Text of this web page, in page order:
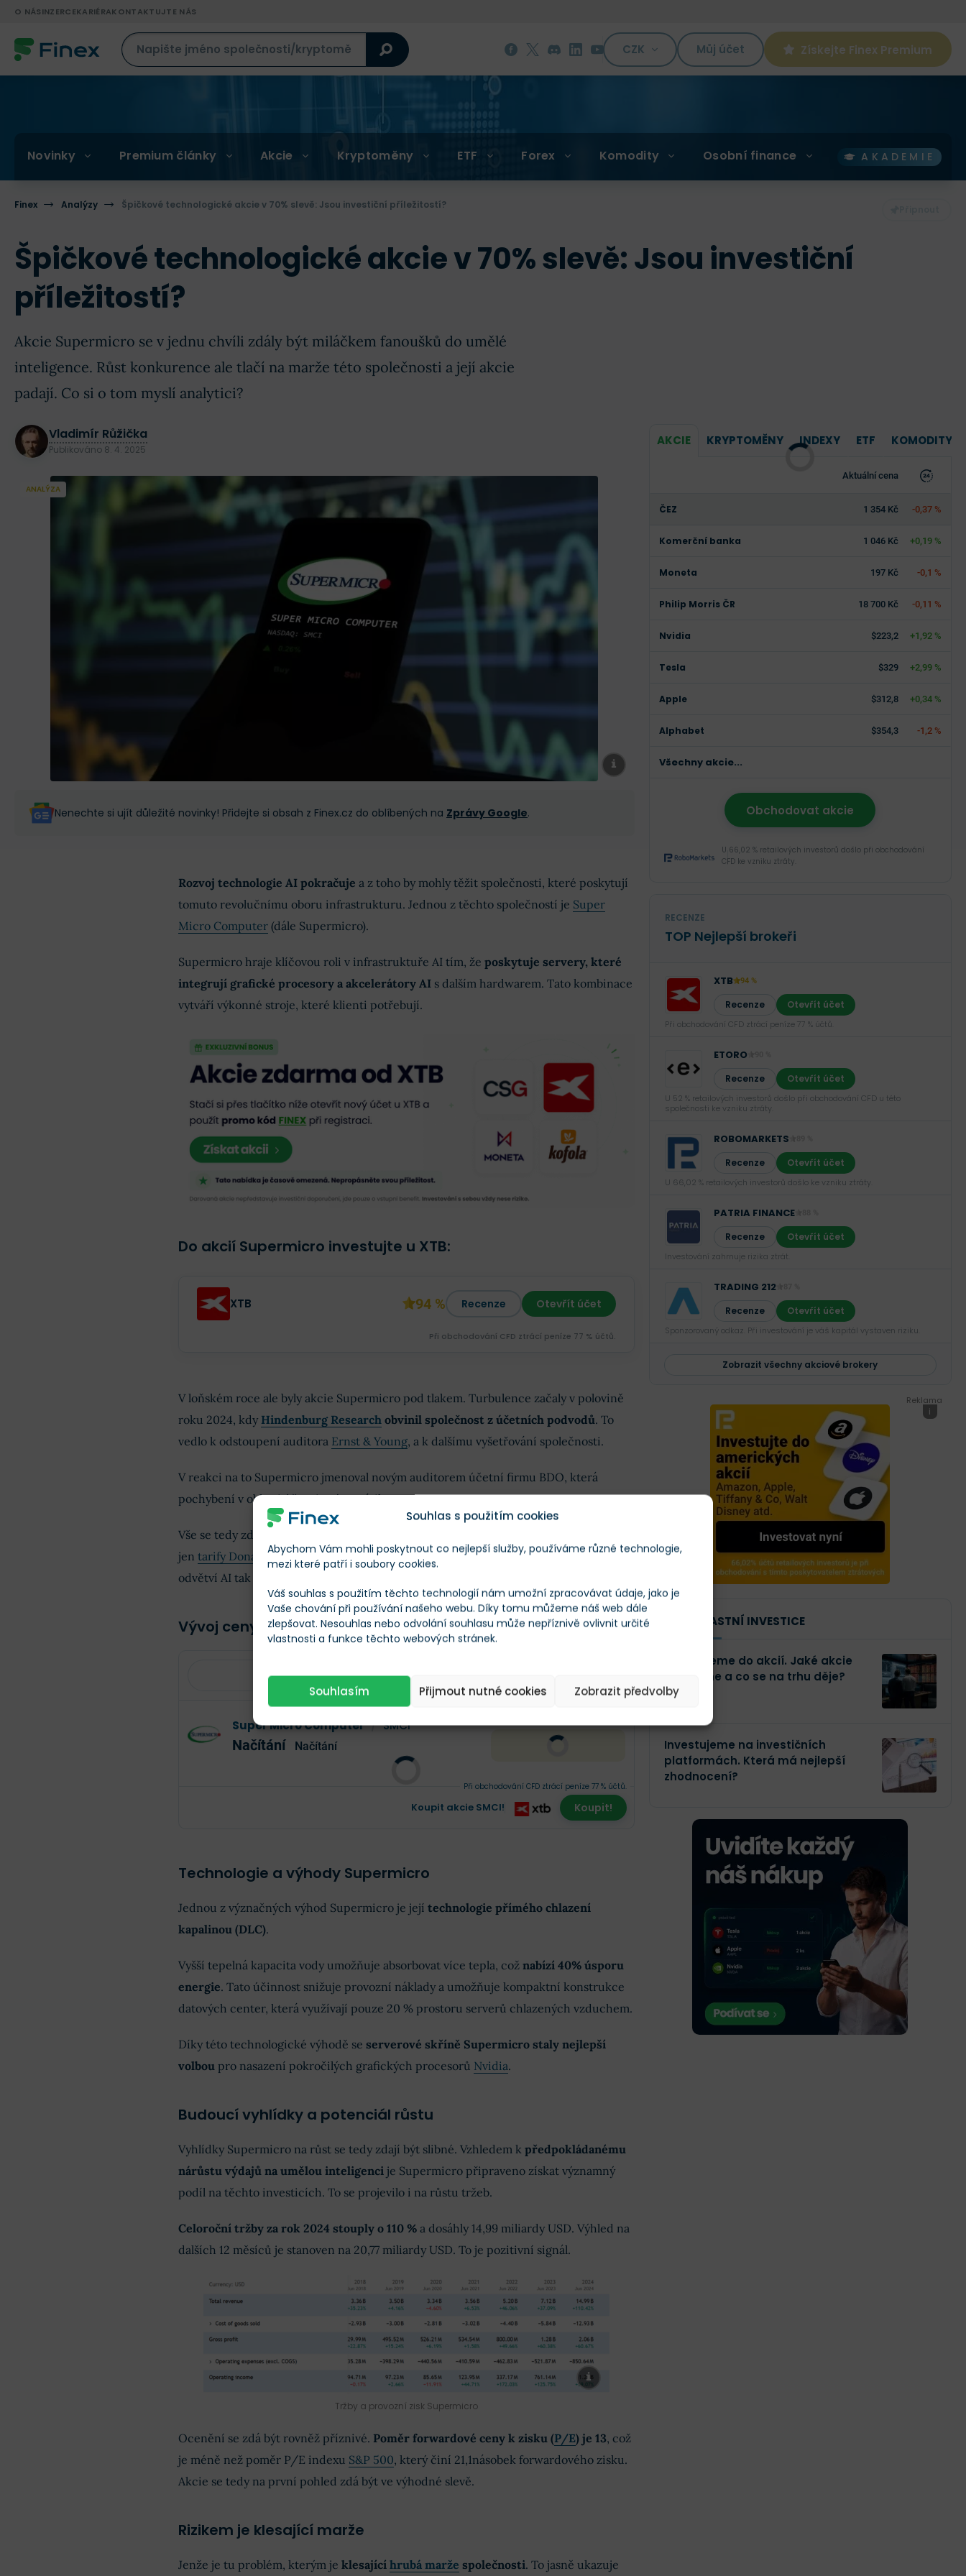
Souhlas s použitím cookies
Abychom Vám mohli poskytnout co nejlepší služby, používáme různé technologie,
mezi které patří i soubory cookies.
Váš souhlas s použitím těchto technologií nám umožní zpracovávat údaje, jako je
Vaše chování při používání našeho webu. Díky tomu můžeme náš web dále
zlepšovat. Nesouhlas nebo odvolání souhlasu může nepříznivě ovlivnit určité
vlastnosti a funkce těchto webových stránek.
Souhlasím Přijmout nutné cookies Zobrazit předvolby
O NÁSINZERCEKARIÉRAKONTAKTUJTE NÁS
CZK Můj účet Získejte Finex Premium
Novinky Premium články Akcie Kryptoměny ETF Forex Komodity Osobní finance AKADEMIE
Finex Analýzy Špičkové technologické akcie v 70% slevě: Jsou investiční příležitostí?
Špičkové technologické akcie v 70% slevě: Jsou investiční
příležitostí?
Akcie Supermicro se v jednu chvíli zdály být miláčkem fanoušků do umělé
inteligence. Růst konkurence ale tlačí na marže této společnosti a její akcie
padají. Co si o tom myslí analytici?
Vladimír Růžička
Publikováno 8. 4. 2025
ANALÝZA
Nenechte si ujít důležité novinky! Přidejte si obsah z Finex.cz do oblíbených na Zprávy Google.
Rozvoj technologie AI pokračuje a z toho by mohly těžit společnosti, které poskytují
tomuto revolučnímu oboru infrastrukturu. Jednou z těchto společností je Super
Micro Computer(dále Supermicro).
Supermicro hraje klíčovou roli v infrastruktuře AI tím, že poskytuje servery, které
integrují grafické procesory a akcelerátory AIs dalším hardwarem. Tato kombinace
vytváří výkonné stroje, které klienti potřebují.
Do akcií Supermicro investujte u XTB:
XTB 94 % Recenze Otevřít účet
Při obchodování CFD ztrácí peníze 77 % účtů.
V loňském roce ale byly akcie Supermicro pod tlakem. Turbulence začaly v polovině
roku 2024, kdy Hindenburg Researchobvinil společnost z účetních podvodů. To
vedlo k odstoupení auditora Ernst & Young, a k dalšímu vyšetřování společnosti.
V reakci na to Supermicro jmenoval novým auditorem účetní firmu BDO, která
pochybení v oblasti účetnictví vyvrátila.
Vše se tedy zdá být v pořádku. Jenže
jen tarify Donalda Trumpa. Nejprve se ale podívejme na to, proč je Supermicro pro
odvětví AI tak důležitou firmou.
Vývoj ceny akcií Supermicro
Super Micro Computer / SMCI
Načítání Načítání
Koupit akcie SMCI!
Při obchodování CFD ztrácí peníze 77 % účtů.
Koupit!
Technologie a výhody Supermicro
Jednou z význačných výhod Supermicro je její technologie přímého chlazení
kapalinou (DLC).
Vyšší tepelná kapacita vody umožňuje absorbovat více tepla, což nabízí 40% úsporu
energie. Tato účinnost snižuje provozní náklady a umožňuje kompaktní konstrukce
datových center, která využívají pouze 20 % prostoru serverů chlazených vzduchem.
Díky této technologické výhodě se serverové skříně Supermicro staly nejlepší
volboupro nasazení pokročilých grafických procesorů Nvidia.
Budoucí vyhlídky a potenciál růstu
Vyhlídky Supermicro na růst se tedy zdají být slibné. Vzhledem k předpokládanému
nárůstu výdajů na umělou inteligencije Supermicro připraveno získat významný
podíl na těchto investicích. To se projevilo i na růstu tržeb.
Celoroční tržby za rok 2024 stouply o 110 %a dosáhly 14,99 miliardy USD. Výhled na
dalších 12 měsíců je stanoven na 20,77 miliardy USD. To je pozitivní signál.
Tržby a provozní zisk Supermicro
Ocenění se zdá být rovněž příznivé. Poměr forwardové ceny k zisku (P/E) je 13, což
je méně než poměr P/E indexu S&P 500, který činí 21,1násobek forwardového zisku.
Akcie se tedy na první pohled zdá být ve výhodné slevě.
Rizikem je klesající marže
Jenže je tu problém, kterým je klesající hrubá marže společnosti. To jasně ukazuje
AKCIE KRYPTOMĚNY INDEXY ETF KOMODITY
Aktuální cena
ČEZ 1 354 Kč -0,37 %
Komerční banka 1 046 Kč +0,19 %
Moneta 197 Kč -0,1 %
Philip Morris ČR 18 700 Kč -0,11 %
Nvidia $223,2 +1,92 %
Tesla $329 +2,99 %
Apple $312,8 +0,34 %
Alphabet $354,3 -1,2 %
Všechny akcie...
Obchodovat akcie
U 66,02 % retailových investorů došlo při obchodování
CFD ke vzniku ztráty.
RECENZE
TOP Nejlepší brokeři
XTB 94 %
Recenze Otevřít účet
Při obchodování CFD ztrácí peníze 77 % účtů.
ETORO
Recenze Otevřít účet
U 52 % retailových investorů došlo při obchodování CFD u této
společnosti ke vzniku ztráty.
ROBOMARKETS
Recenze Otevřít účet
U 66,02 % retailových investorů došlo ke vzniku ztráty.
PATRIA FINANCE
Recenze Otevřít účet
Investování zahrnuje rizika ztrát.‎
TRADING 212
Recenze Otevřít účet
Sponzorovaný odkaz. Při investování je váš kapitál vystaven riziku.
Zobrazit všechny akciové brokery
Reklama
i
NAŠE VLASTNÍ INVESTICE
Investujeme do akcií. Jaké akcie
kupujeme a co se na trhu děje?
Investujeme na investičních
platformách. Která má nejlepší
zhodnocení?